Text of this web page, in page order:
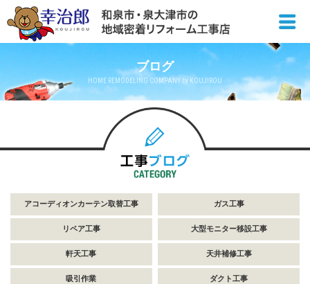
ブログ
HOME REMODELING COMPANY by KOUJIROU
アコーディオンカーテン取替工事 ガス工事
リペア工事 大型モニター移設工事
軒天工事 天井補修工事
吸引作業 ダクト工事